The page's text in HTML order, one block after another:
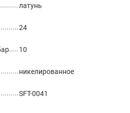
латунь
24
10
никелированное
SFT-0041